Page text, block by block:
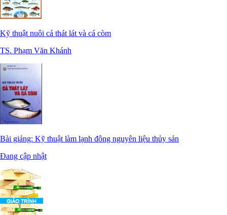
Kỹ thuật nuôi cá thát lát và cá còm
TS. Phạm Văn Khánh
Bài giảng: Kỹ thuật làm lạnh đông nguyên liệu thủy sản
Đang cập nhật